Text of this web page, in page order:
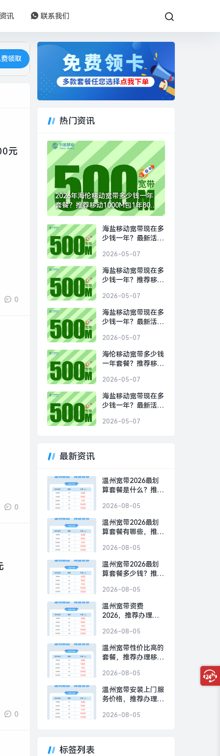
讯 联系我们
领取
元
0
0
0
热门资讯
2026年海伦移动宽带多少钱一年
套餐？推荐移动1000M包1年800
元
海盐移动宽带现在多
少钱一年？最新活动
800元
2026-05-07
海盐移动宽带现在多
少钱一年？推荐移动
2026-05-07
海盐移动宽带现在多
少钱一年？最新活动
800元
2026-05-07
海伦移动宽带多少钱
一年套餐？推荐移动
2026-05-07
海盐移动宽带现在多
少钱一年？最新活动
800元
2026-05-07
最新资讯
温州宽带2026最划
算套餐是什么？推荐
480元
2026-08-05
温州宽带2026最划
算套餐有哪些，推荐
480元
2026-08-05
温州宽带2026最划
算套餐多少钱？推荐
480元
2026-08-05
温州宽带资费
2026，推荐办理移
2026-08-05
温州宽带性价比高的
套餐，推荐办理移动
2026-08-05
温州宽带安装上门服
务价格，推荐办理移
2026-08-05
标签列表